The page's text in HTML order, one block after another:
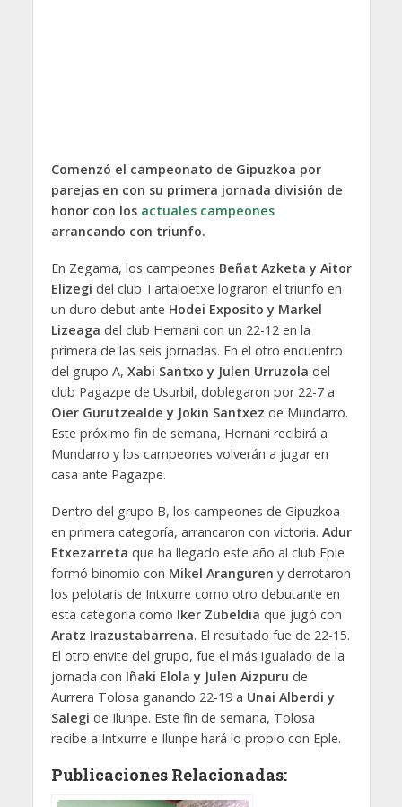
Comenzó el campeonato de Gipuzkoa por
parejas en con su primera jornada división de
honor con losactuales campeones
arrancando con triunfo.
En Zegama, los campeones Beñat Azketa y Aitor
Elizegi del club Tartaloetxe lograron el triunfo en
un duro debut ante Hodei Exposito y Markel
Lizeaga del club Hernani con un 22-12 en la
primera de las seis jornadas. En el otro encuentro
del grupo A, Xabi Santxo y Julen Urruzola del
club Pagazpe de Usurbil, doblegaron por 22-7 a
Oier Gurutzealde y Jokin Santxez de Mundarro.
Este próximo fin de semana, Hernani recibirá a
Mundarro y los campeones volverán a jugar en
casa ante Pagazpe.
Dentro del grupo B, los campeones de Gipuzkoa
en primera categoría, arrancaron con victoria. Adur
Etxezarreta que ha llegado este año al club Eple
formó binomio con Mikel Aranguren y derrotaron
los pelotaris de Intxurre como otro debutante en
esta categoría como Iker Zubeldia que jugó con
Aratz Irazustabarrena. El resultado fue de 22-15.
El otro envite del grupo, fue el más igualado de la
jornada con Iñaki Elola y Julen Aizpuru de
Aurrera Tolosa ganando 22-19 a Unai Alberdi y
Salegi de Ilunpe. Este fin de semana, Tolosa
recibe a Intxurre e Ilunpe hará lo propio con Eple.
Publicaciones Relacionadas: